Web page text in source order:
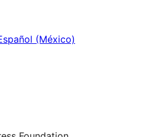
(México)